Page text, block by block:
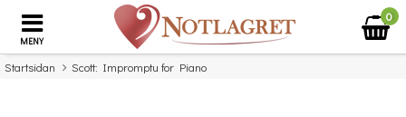
MENY
0
Startsidan Scott: Impromptu for Piano